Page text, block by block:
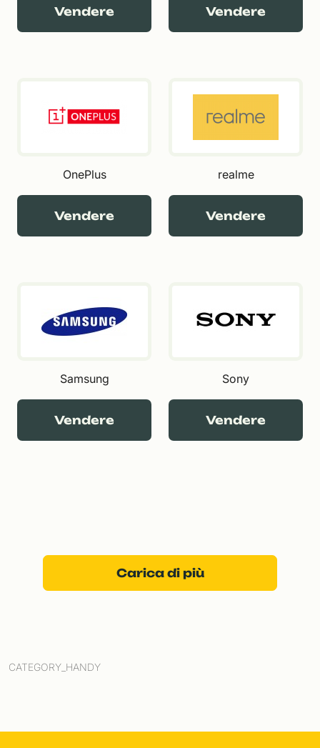
Vendere Vendere
OnePlus
Vendere
realme
Vendere
Samsung
Vendere
Sony
Vendere
Carica di più
CATEGORY_HANDY